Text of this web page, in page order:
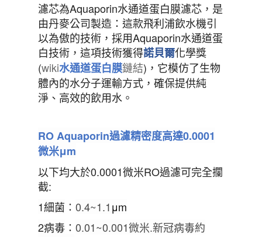
濾芯為Aquaporin水通道蛋白膜濾芯，是
由丹麥公司製造：這款飛利浦飲水機引
以為傲的技術，採用Aquaporin水通道蛋
白技術，這項技術獲得諾貝爾化學獎
(wiki水通道蛋白膜鏈結)，它模仿了生物
體內的水分子運輸方式，確保提供純
淨、高效的飲用水。
RO Aquaporin過濾精密度高達0.0001
微米μm
以下均大於0.0001微米RO過濾可完全攔
截:
1細菌 ： 0.4~1.1μm
2病毒 ： 0.01~0.001微米.新冠病毒約